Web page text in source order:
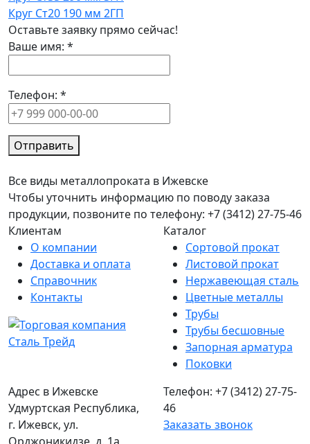
Круг Ст20 190 мм 2ГП
Оставьте заявку прямо сейчас!
Ваше имя: *
Телефон: *
Отправить
Все виды металлопроката в Ижевске
Чтобы уточнить информацию по поводу заказа
продукции, позвоните по телефону: +7 (3412) 27-75-46
Клиентам
О компании
Доставка и оплата
Справочник
Контакты
Каталог
Сортовой прокат
Листовой прокат
Нержавеющая сталь
Цветные металлы
Трубы
Трубы бесшовные
Запорная арматура
Поковки
Адрес в Ижевске
Удмуртская Республика,
г. Ижевск, ул.
Телефон: +7 (3412) 27-75-
46
Заказать звонок